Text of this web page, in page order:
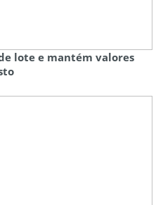
lote e mantém valores